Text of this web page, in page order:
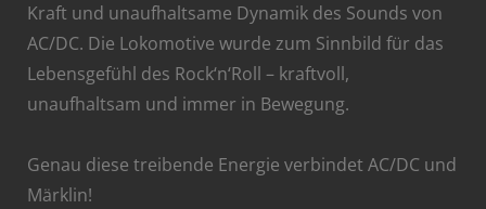
Kraft und unaufhaltsame Dynamik des Sounds von
AC/DC. Die Lokomotive wurde zum Sinnbild für das
Lebensgefühl des Rock‘n‘Roll – kraftvoll,
unaufhaltsam und immer in Bewegung.
Genau diese treibende Energie verbindet AC/DC und
Märklin!